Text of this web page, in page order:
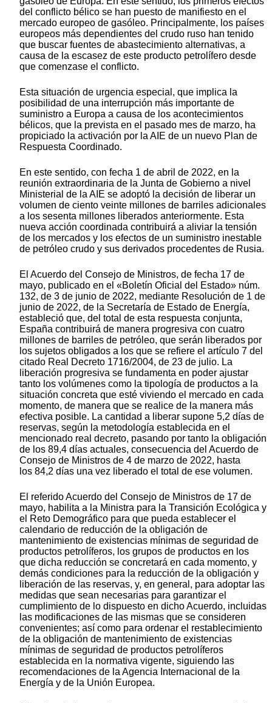
del conflicto bélico se han puesto de manifiesto en el
mercado europeo de gasóleo. Principalmente, los países
europeos más dependientes del crudo ruso han tenido
que buscar fuentes de abastecimiento alternativas, a
causa de la escasez de este producto petrolífero desde
que comenzase el conflicto.
Esta situación de urgencia especial, que implica la
posibilidad de una interrupción más importante de
suministro a Europa a causa de los acontecimientos
bélicos, que la prevista en el pasado mes de marzo, ha
propiciado la activación por la AIE de un nuevo Plan de
Respuesta Coordinado.
En este sentido, con fecha 1 de abril de 2022, en la
reunión extraordinaria de la Junta de Gobierno a nivel
Ministerial de la AIE se adoptó la decisión de liberar un
volumen de ciento veinte millones de barriles adicionales
a los sesenta millones liberados anteriormente. Esta
nueva acción coordinada contribuirá a aliviar la tensión
de los mercados y los efectos de un suministro inestable
de petróleo crudo y sus derivados procedentes de Rusia.
El Acuerdo del Consejo de Ministros, de fecha 17 de
mayo, publicado en el «Boletín Oficial del Estado» núm.
132, de 3 de junio de 2022, mediante Resolución de 1 de
junio de 2022, de la Secretaría de Estado de Energía,
estableció que, del total de esta respuesta conjunta,
España contribuirá de manera progresiva con cuatro
millones de barriles de petróleo, que serán liberados por
los sujetos obligados a los que se refiere el artículo 7 del
citado Real Decreto 1716/2004, de 23 de julio. La
liberación progresiva se fundamenta en poder ajustar
tanto los volúmenes como la tipología de productos a la
situación concreta que esté viviendo el mercado en cada
momento, de manera que se realice de la manera más
efectiva posible. La cantidad a liberar supone 5,2 días de
reservas, según la metodología establecida en el
mencionado real decreto, pasando por tanto la obligación
de los 89,4 días actuales, consecuencia del Acuerdo de
Consejo de Ministros de 4 de marzo de 2022, hasta
los 84,2 días una vez liberado el total de ese volumen.
El referido Acuerdo del Consejo de Ministros de 17 de
mayo, habilita a la Ministra para la Transición Ecológica y
el Reto Demográfico para que pueda establecer el
calendario de reducción de la obligación de
mantenimiento de existencias mínimas de seguridad de
productos petrolíferos, los grupos de productos en los
que dicha reducción se concretará en cada momento, y
demás condiciones para la reducción de la obligación y
liberación de las reservas, y, en general, para adoptar las
medidas que sean necesarias para garantizar el
cumplimiento de lo dispuesto en dicho Acuerdo, incluidas
las modificaciones de las mismas que se consideren
convenientes; así como para ordenar el restablecimiento
de la obligación de mantenimiento de existencias
mínimas de seguridad de productos petrolíferos
establecida en la normativa vigente, siguiendo las
recomendaciones de la Agencia Internacional de la
Energía y de la Unión Europea.